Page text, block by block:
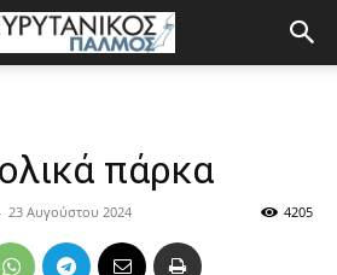
πάρκα
23 Αυγούστου 2024 4205